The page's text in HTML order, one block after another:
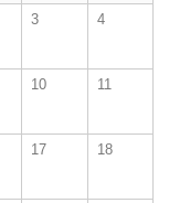
3 4
10 11
17 18